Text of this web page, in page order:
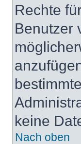
Rechte
Benutzer
keine
Nach oben